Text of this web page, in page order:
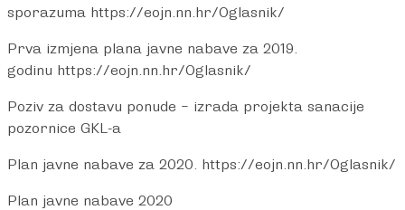
sporazuma https://eojn.nn.hr/Oglasnik/
Prva izmjena plana javne nabave za 2019.
godinu https://eojn.nn.hr/Oglasnik/
Poziv za dostavu ponude – izrada projekta sanacije
pozornice GKL-a
Plan javne nabave za 2020. https://eojn.nn.hr/Oglasnik/
Plan javne nabave 2020